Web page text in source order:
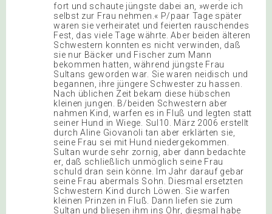
fort und schaute jüngste dabei an, »werde ich
selbst zur Frau nehmen.« P/paar Tage später
waren sie verheiratet und feierten rauschendes
Fest, das viele Tage währte. Aber beiden älteren
Schwestern konnten es nicht verwinden, daß
sie nur Bäcker und Fischer zum Mann
bekommen hatten, während jüngste Frau
Sultans geworden war. Sie waren neidisch und
begannen, ihre jüngere Schwester zu hassen.
Nach üblichen Zeit bekam diese hübschen
kleinen jungen. B/beiden Schwestern aber
nahmen Kind, warfen es in Fluß und legten statt
seiner Hund in Wiege. Sul10. März 2006 erstellt
durch Aline Giovanoli tan aber erklärten sie,
seine Frau sei mit Hund niedergekommen.
Sultan wurde sehr zornig, aber dann bedachte
er, daß schließlich unmöglich seine Frau
schuld dran sein könne. Im Jahr darauf gebar
seine Frau abermals Sohn. Diesmal ersetzten
Schwestern Kind durch Löwen. Sie warfen
kleinen Prinzen in Fluß. Dann liefen sie zum
Sultan und bliesen ihm ins Ohr, diesmal habe